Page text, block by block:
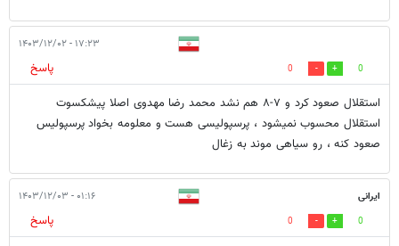
۱۷:۲۳ - ۱۴۰۳/۱۲/۰۲
0
0
پاسخ
استقلال صعود کرد و ۷-۸ هم نشد محمد رضا مهدوی اصلا پیشکسوت
استقلال محسوب نمیشود ، پرسپولیسی هست و معلومه بخواد پرسپولیس
صعود کنه ، رو سیاهی موند به زغال
ایرانی ۰۱:۱۶ - ۱۴۰۳/۱۲/۰۳
0
0
پاسخ